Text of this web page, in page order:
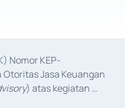
Nomor KEP-
Otoritas Jasa Keuangan
) atas kegiatan